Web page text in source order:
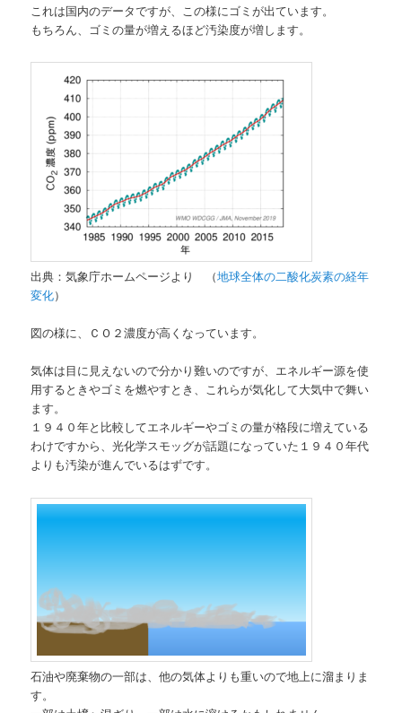
これは国内のデータですが、この様にゴミが出ています。
もちろん、ゴミの量が増えるほど汚染度が増します。
出典：気象庁ホームページより （地球全体の二酸化炭素の経年
変化）
図の様に、ＣＯ２濃度が高くなっています。
気体は目に見えないので分かり難いのですが、エネルギー源を使
用するときやゴミを燃やすとき、これらが気化して大気中で舞い
ます。
１９４０年と比較してエネルギーやゴミの量が格段に増えている
わけですから、光化学スモッグが話題になっていた１９４０年代
よりも汚染が進んでいるはずです。
石油や廃棄物の一部は、他の気体よりも重いので地上に溜まりま
す。